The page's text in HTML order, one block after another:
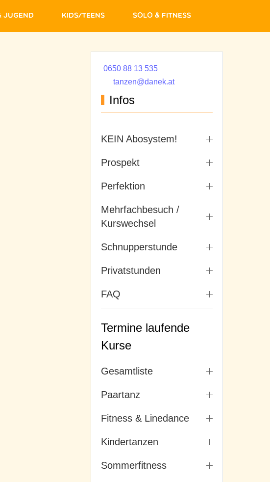
Jugend Kids/Teens Solo & Fitness
0650 88 13 535
tanzen@danek.at
Infos
KEIN Abosystem!
Prospekt
Perfektion
Mehrfachbesuch /
Kurswechsel
Schnupperstunde
Privatstunden
FAQ
Termine laufende
Kurse
Gesamtliste
Paartanz
Fitness & Linedance
Kindertanzen
Sommerfitness